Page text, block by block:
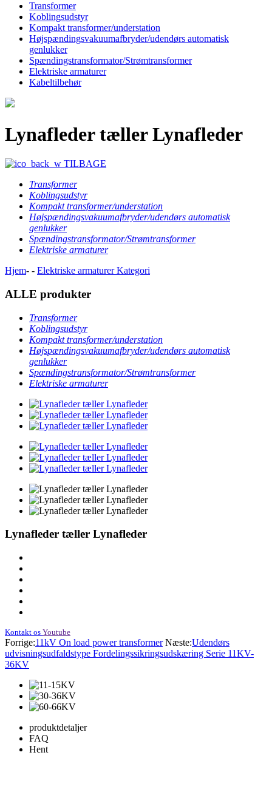
Transformer
Koblingsudstyr
Kompakt transformer/understation
Højspændingsvakuumafbryder/udendørs automatisk
genlukker
Spændingstransformator/Strømtransformer
Elektriske armaturer
Kabeltilbehør
Lynafleder tæller Lynafleder
TILBAGE
Transformer
Koblingsudstyr
Kompakt transformer/understation
Højspændingsvakuumafbryder/udendørs automatisk
genlukker
Spændingstransformator/Strømtransformer
Elektriske armaturer
Hjem- - Elektriske armaturer Kategori
ALLE produkter
Transformer
Koblingsudstyr
Kompakt transformer/understation
Højspændingsvakuumafbryder/udendørs automatisk
genlukker
Spændingstransformator/Strømtransformer
Elektriske armaturer
Lynafleder tæller Lynafleder
Kontakt os Youtube
Forrige:11kV On load power transformer Næste:Udendørs
udvisningsudfaldstype Fordelingssikringsudskæring Serie 11KV-
36KV
produktdetaljer
FAQ
Hent